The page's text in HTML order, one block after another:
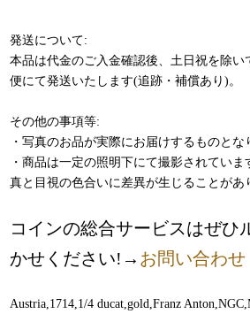
発送について:
本品は代金のご入金確認後、土日祝を除い
便にて発送いたします(追跡・補償あり)。
その他の事項等:
・写真のお品が実際にお届けするものとな
・商品は一定の照明下にて撮影されてい
真と目視の色合いに差異が生じることがあ
コインの総合サービスはぜひ
かせください!→ お問い合わせ
Austria,1714,1/4 ducat,gold,Franz